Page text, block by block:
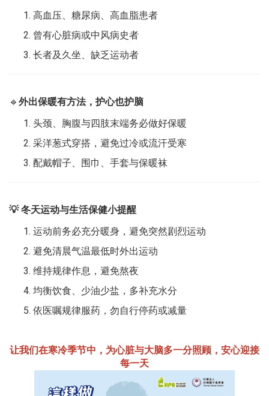
高血压、糖尿病、高血脂患者
曾有心脏病或中风病史者
长者及久坐、缺乏运动者
🔹 外出保暖有方法，护心也护脑
头颈、胸腹与四肢末端务必做好保暖
采洋葱式穿搭，避免过冷或流汗受寒
配戴帽子、围巾、手套与保暖袜
💡 冬天运动与生活保健小提醒
运动前务必充分暖身，避免突然剧烈运动
避免清晨气温最低时外出运动
维持规律作息，避免熬夜
均衡饮食、少油少盐，多补充水分
依医嘱规律服药，勿自行停药或减量
让我们在寒冷季节中，为心脏与大脑多一分照顾，安心迎接
每一天